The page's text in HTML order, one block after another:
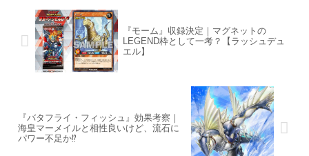
『モーム』収録決定｜マグネットの
LEGEND枠として一考？【ラッシュデュ
エル】
『バタフライ・フィッシュ』効果考察｜
海皇マーメイルと相性良いけど、流石に
パワー不足か⁉